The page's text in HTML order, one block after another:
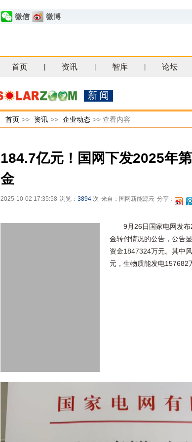
微信 微博
首页 资讯 智库 论坛
新闻
首页 >> 资讯 >> 企业动态 >> 查看内容
184.7亿元！国网下发2025年
金
2025-10-02 17:35:58 浏览： 3894 次 来自：国网新能源云 分享：
9月26日国家电网发
金转付情况的公告，公告
资金1847324万元。其中
元，生物质能发电157682